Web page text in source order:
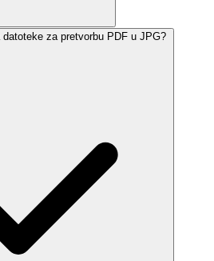
za pretvorbu PDF u JPG?